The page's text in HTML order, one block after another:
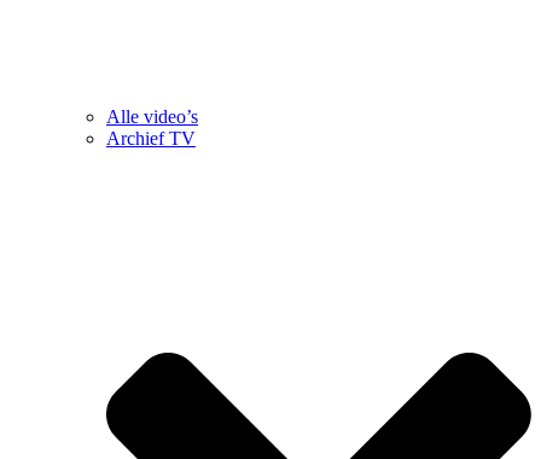
Alle video’s
Archief TV